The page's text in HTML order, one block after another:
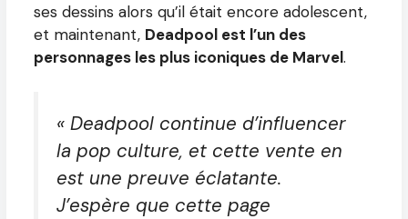
ses dessins alors qu’il était encore adolescent,
et maintenant, Deadpool est l’un des
personnages les plus iconiques de Marvel.
« Deadpool continue d’influencer
la pop culture, et cette vente en
est une preuve éclatante.
J’espère que cette page